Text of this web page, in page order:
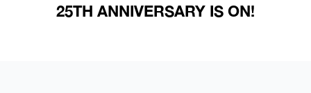
25TH ANNIVERSARY IS ON!